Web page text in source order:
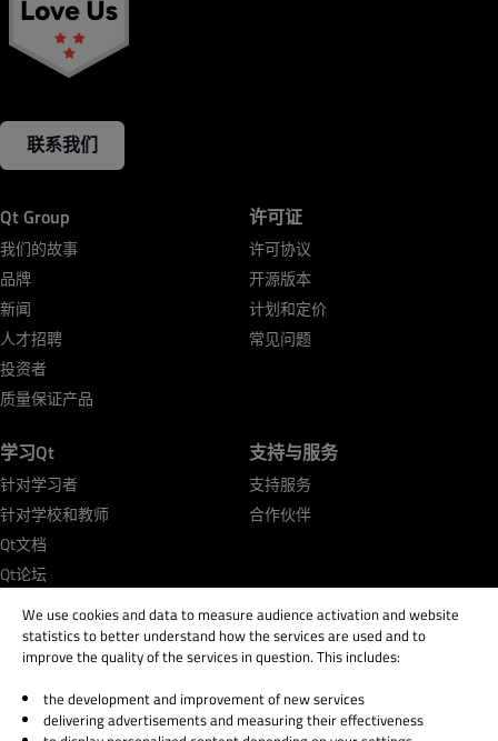
联系我们
Qt Group
我们的故事
品牌
新闻
人才招聘
投资者
质量保证产品
许可证
许可协议
开源版本
计划和定价
常见问题
学习Qt
针对学习者
针对学校和教师
Qt文档
Qt论坛
支持与服务
支持服务
合作伙伴
© 2026 The Qt Company
Legal Notice
We use cookies and data to measure audience activation and website
statistics to better understand how the services are used and to
improve the quality of the services in question. This includes:
the development and improvement of new services
delivering advertisements and measuring their effectiveness